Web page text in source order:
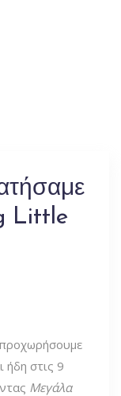
Little
ήδη στις 9
Μεγάλα